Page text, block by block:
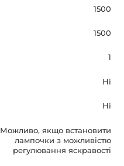
1500
1500
1
Ні
Ні
Можливо, якщо встановити
лампочки з можливістю
регулювання яскравості